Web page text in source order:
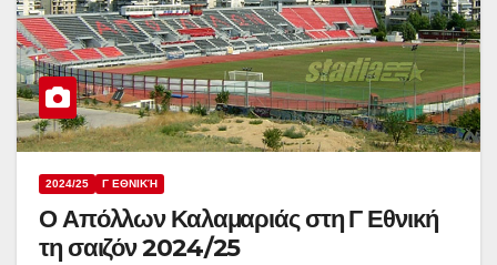
2024/25 Γ ΕΘΝΙΚΉ
Ο Απόλλων Καλαμαριάς στη Γ Εθνική
τη σαιζόν 2024/25